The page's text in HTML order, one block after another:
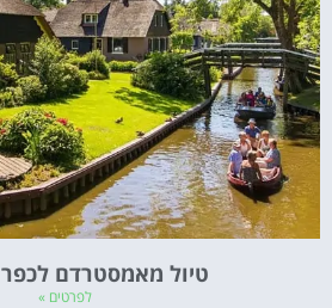
טיול מאמסטרדם לכפר
לפרטים »